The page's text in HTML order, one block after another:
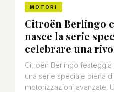
MOTORI
Citroën Berlingo
nasce la serie
celebrare una
Citroën Berlingo
una serie speciale piena
motorizzazioni avanzate.